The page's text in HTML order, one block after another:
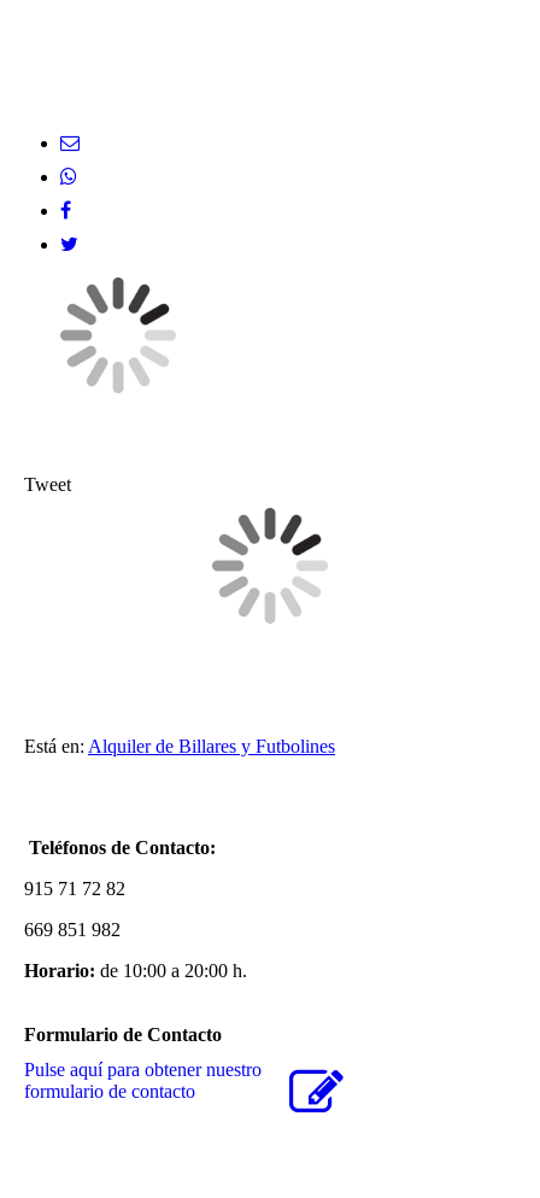
Tweet
Está en: Alquiler de Billares y Futbolines
Teléfonos de Contacto:
915 71 72 82
669 851 982
Horario: de 10:00 a 20:00 h.
Formulario de Contacto
Pulse aquí para obtener nuestro
formulario de contacto